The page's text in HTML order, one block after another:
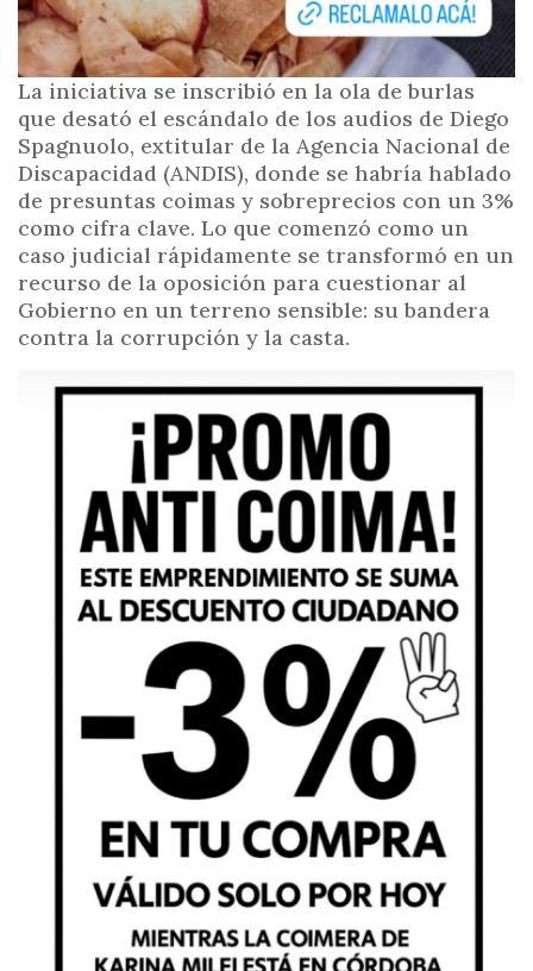
La iniciativa se inscribió en la ola de burlas
que desató el escándalo de los audios de Diego
Spagnuolo, extitular de la Agencia Nacional de
Discapacidad (ANDIS), donde se habría hablado
de presuntas coimas y sobreprecios con un 3%
como cifra clave. Lo que comenzó como un
caso judicial rápidamente se transformó en un
recurso de la oposición para cuestionar al
Gobierno en un terreno sensible: su bandera
contra la corrupción y la casta.